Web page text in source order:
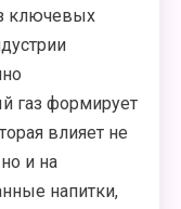
ключевых
газ формирует
влияет не
и на
напитки,